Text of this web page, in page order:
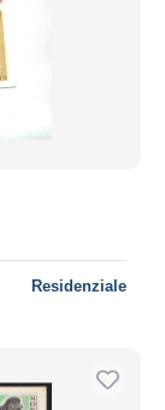
Residenziale